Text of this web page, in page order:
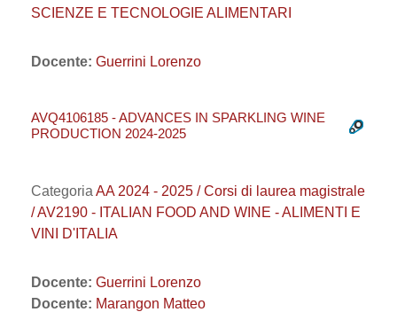
SCIENZE E TECNOLOGIE ALIMENTARI
Docente: Guerrini Lorenzo
AVQ4106185 - ADVANCES IN SPARKLING WINE
PRODUCTION 2024-2025
Categoria AA 2024 - 2025 / Corsi di laurea magistrale
/ AV2190 - ITALIAN FOOD AND WINE - ALIMENTI E
VINI D'ITALIA
Docente: Guerrini Lorenzo
Docente: Marangon Matteo